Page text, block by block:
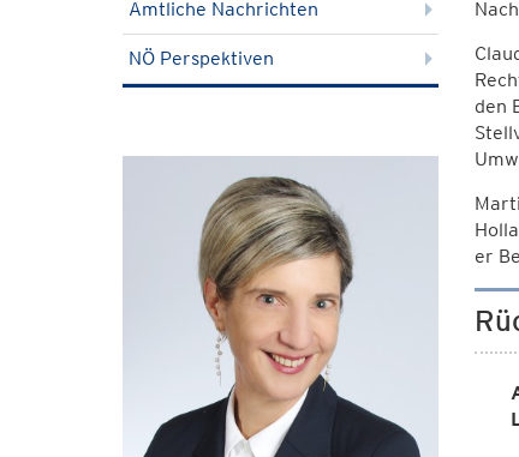
Amtliche Nachrichten
NÖ Perspektiven
den
er